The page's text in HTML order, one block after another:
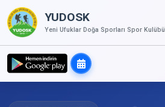
YUDOSK
Yeni Ufuklar Doğa Sporları Spor Kulübü